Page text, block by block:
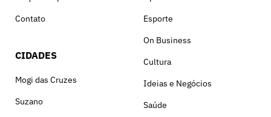
Contato
CIDADES
Mogi das Cruzes
Suzano
Esporte
On Business
Cultura
Ideias e Negócios
Saúde